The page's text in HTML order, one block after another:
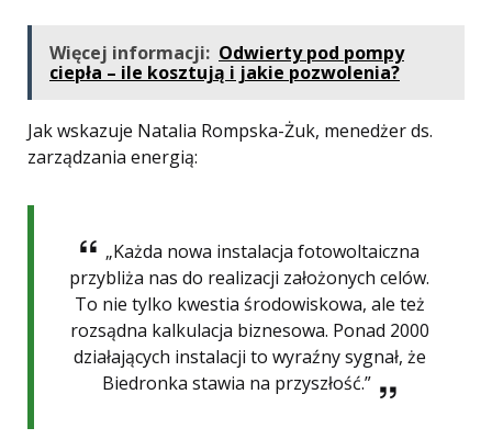
Więcej informacji: Odwierty pod pompy
ciepła – ile kosztują i jakie pozwolenia?
Jak wskazuje Natalia Rompska-Żuk, menedżer ds.
zarządzania energią:
„Każda nowa instalacja fotowoltaiczna
przybliża nas do realizacji założonych celów.
To nie tylko kwestia środowiskowa, ale też
rozsądna kalkulacja biznesowa. Ponad 2000
działających instalacji to wyraźny sygnał, że
Biedronka stawia na przyszłość.”